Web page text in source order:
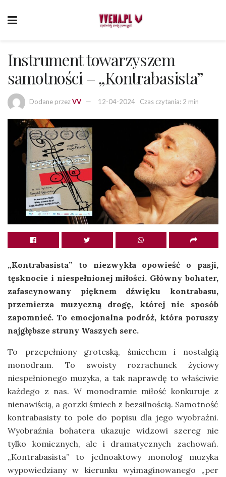
Instrument towarzyszem
samotności – „Kontrabasista”
Dodane przezVV 12-04-2024 Czas czytania: 2 min
„Kontrabasista” to niezwykła opowieść o pasji,
tęsknocie i niespełnionej miłości. Główny bohater,
zafascynowany pięknem dźwięku kontrabasu,
przemierza muzyczną drogę, której nie sposób
zapomnieć. To emocjonalna podróż, która poruszy
najgłębsze struny Waszych serc.
To przepełniony groteską, śmiechem i nostalgią
monodram. To swoisty rozrachunek życiowy
niespełnionego muzyka, a tak naprawdę to właściwie
każdego z nas. W monodramie miłość konkuruje z
nienawiścią, a gorzki śmiech z bezsilnością. Samotność
kontrabasisty to pole do popisu dla jego wyobraźni.
Wyobraźnia bohatera ukazuje widzowi szereg nie
tylko komicznych, ale i dramatycznych zachowań.
„Kontrabasista” to jednoaktowy monolog muzyka
wypowiedziany w kierunku wyimaginowanego „per